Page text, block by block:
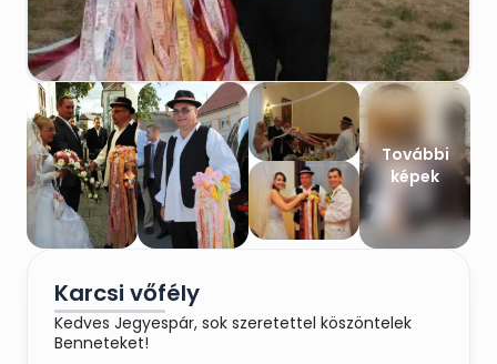
További
képek
Karcsi vőfély
Kedves Jegyespár, sok szeretettel köszöntelek
Benneteket!